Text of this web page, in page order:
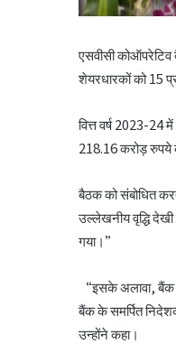
एसवीसी
शेयरधारकों को 15
वित्त वर्ष 2023-24
218.16 करोड़ रुपये
बैठक को संबोधित
उल्लेखनीय वृद्धि
गया।”
“इसके अलावा,
बैंक के समर्पित
उन्होंने कहा।